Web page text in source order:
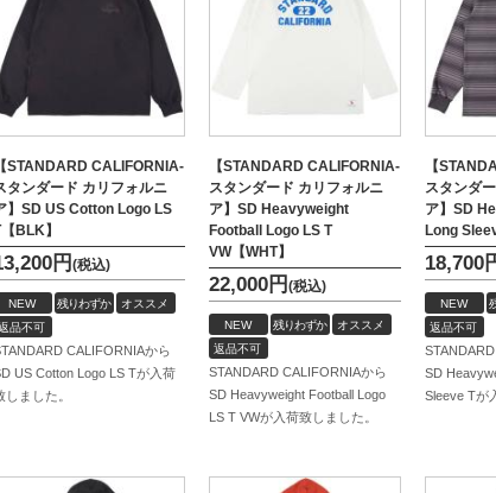
STANDARD CALIFORNIA-
タンダード カリフォルニ
】SD US Cotton Logo LS
BLK】
円 (税込)
NEW 残りわずか
オススメ
品不可
CALIFORNIAから
US Cotton Logo LS Tが入荷
しました。
【STANDARD CALIFORNIA-
スタンダード カリフォルニ
ア】SD Heavyweight
Football Logo LS T
VW【WHT】
22,000円 (税込)
NEW 残りわずか
オススメ
返品不可
STANDARD CALIFORNIAから
SD Heavyweight Football Logo
LS T VWが入荷致しました。
【
スタンダ
ア】SD
Long
18,700
NEW
返品不可
SD
Sleeve Tが